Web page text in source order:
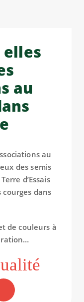
elles
au
au
des semis
d’Essais
courges dans
de couleurs à